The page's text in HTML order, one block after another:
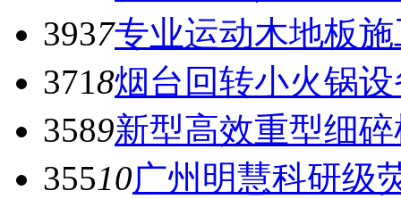
3937专业运动木地板
3718烟台回转小火锅
3589新型高效重型细
35510广州明慧科研级